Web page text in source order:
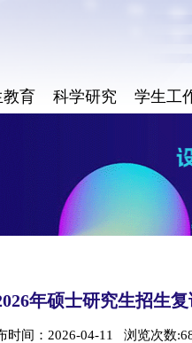
教育 科学研究 学生工
年硕士研究生招生复
时间：2026-04-11 浏览次数: